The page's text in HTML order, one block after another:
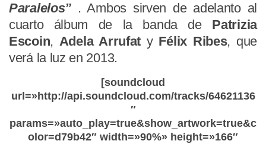
Paralelos” . Ambos sirven de adelanto al
cuarto álbum de la banda de Patrizia
Escoin, Adela Arrufat y Félix Ribes, que
verá la luz en 2013.
[soundcloud
url=»http://api.soundcloud.com/tracks/64621136
″
params=»auto_play=true&show_artwork=true&c
olor=d79b42″ width=»90%» height=»166″